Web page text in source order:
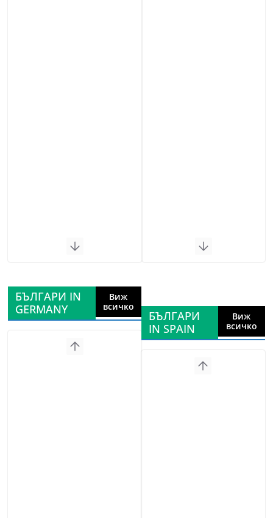
БЪЛГАРИ IN
GERMANY
Виж
всичко
БЪЛГАРИ
IN SPAIN
Виж
всичко